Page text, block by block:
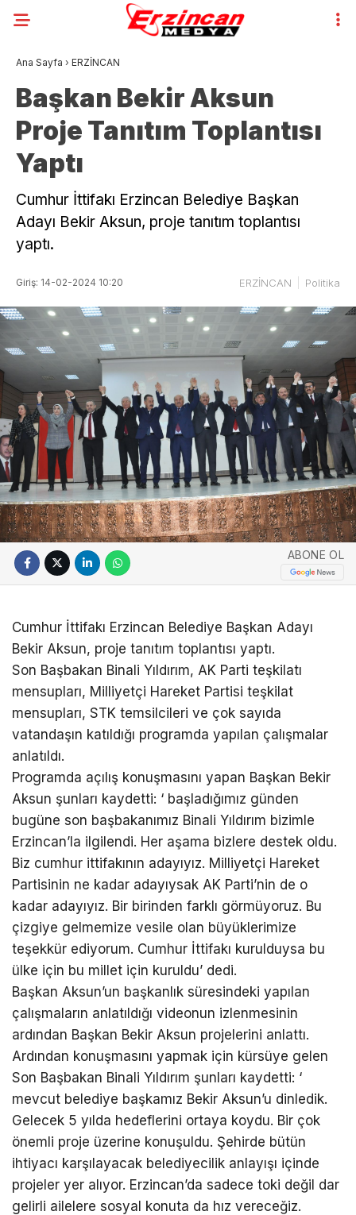
Ana Sayfa › ERZİNCAN
Başkan Bekir Aksun
Proje Tanıtım Toplantısı
Yaptı
Cumhur İttifakı Erzincan Belediye Başkan
Adayı Bekir Aksun, proje tanıtım toplantısı
yaptı.
Giriş: 14-02-2024 10:20 ERZİNCAN Politika
ABONE OL
Cumhur İttifakı Erzincan Belediye Başkan Adayı
Bekir Aksun, proje tanıtım toplantısı yaptı.
Son Başbakan Binali Yıldırım, AK Parti teşkilatı
mensupları, Milliyetçi Hareket Partisi teşkilat
mensupları, STK temsilcileri ve çok sayıda
vatandaşın katıldığı programda yapılan çalışmalar
anlatıldı.
Programda açılış konuşmasını yapan Başkan Bekir
Aksun şunları kaydetti: ‘ başladığımız günden
bugüne son başbakanımız Binali Yıldırım bizimle
Erzincan’la ilgilendi. Her aşama bizlere destek oldu.
Biz cumhur ittifakının adayıyız. Milliyetçi Hareket
Partisinin ne kadar adayıysak AK Parti’nin de o
kadar adayıyız. Bir birinden farklı görmüyoruz. Bu
çizgiye gelmemize vesile olan büyüklerimize
teşekkür ediyorum. Cumhur İttifakı kurulduysa bu
ülke için bu millet için kuruldu’ dedi.
Başkan Aksun’un başkanlık süresindeki yapılan
çalışmaların anlatıldığı videonun izlenmesinin
ardından Başkan Bekir Aksun projelerini anlattı.
Ardından konuşmasını yapmak için kürsüye gelen
Son Başbakan Binali Yıldırım şunları kaydetti: ‘
mevcut belediye başkamız Bekir Aksun’u dinledik.
Gelecek 5 yılda hedeflerini ortaya koydu. Bir çok
önemli proje üzerine konuşuldu. Şehirde bütün
ihtiyacı karşılayacak belediyecilik anlayışı içinde
projeler yer alıyor. Erzincan’da sadece toki değil dar
gelirli ailelere sosyal konuta da hız vereceğiz.